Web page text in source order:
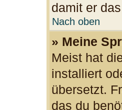
damit er
Nach oben
» Meine
Meist hat
installiert
übersetzt.
das du